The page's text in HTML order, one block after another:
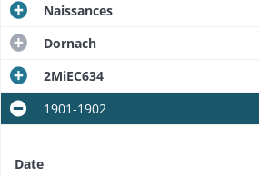
Naissances
Dornach
2MiEC634
1901-1902
Date